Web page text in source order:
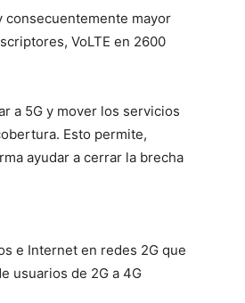
consecuentemente mayor
VoLTE en 2600
a 5G y mover los servicios
Esto permite,
ayudar a cerrar la brecha
e Internet en redes 2G que
usuarios de 2G a 4G